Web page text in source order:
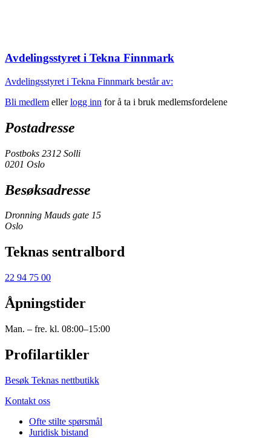
Avdelingsstyret i Tekna Finnmark
Avdelingsstyret i Tekna Finnmark består av:
Bli medlem ellerlogg inn for å ta i bruk medlemsfordelene
Postadresse
Postboks 2312 Solli
0201 Oslo
Besøksadresse
Dronning Mauds gate 15
Oslo
Teknas sentralbord
22 94 75 00
Åpningstider
Man. – fre. kl. 08:00–15:00
Profilartikler
Besøk Teknas nettbutikk
Kontakt oss
Ofte stilte spørsmål
Juridisk bistand